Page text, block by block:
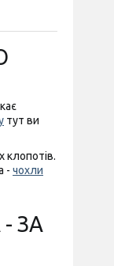
тут ви
клопотів.
- чохли
- ЗА